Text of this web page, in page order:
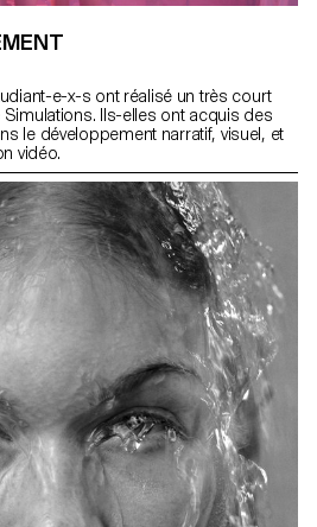
e-x-s ont réalisé un très court
Ils-elles ont acquis des
le développement narratif, visuel, et
vidéo.